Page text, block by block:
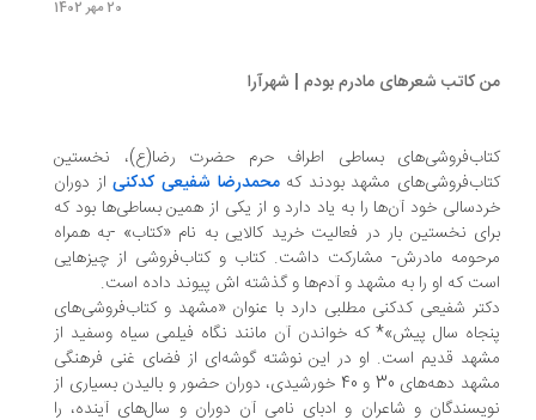
کاتب شعرهای مادرم بودم | شهرآرا
بساطی اطراف حرم حضرت رضا(ع)، نخستین
مشهد بودند کهمحمدرضا شفیعی کدکنی از دوران
خود آن‌ها را به یاد دارد و از یکی از همین بساطی‌ها بود که
نخستین بار در فعالیت خرید کالایی به نام «کتاب» -به همراه
مادرش- مشارکت داشت. کتاب و کتاب‌فروشی از چیزهایی
که او را به مشهد و آدم‌ها و گذشته اش پیوند داده است.
شفیعی کدکنی مطلبی دارد با عنوان «مشهد و کتاب‌فروشی‌های
سال پیش»* که خواندن آن مانند نگاه فیلمی سیاه وسفید از
قدیم است. او در این نوشته گوشه‌ای از فضای غنی فرهنگی
مشهد دهه‌های 30 و 40 خورشیدی، دوران حضور و بالیدن بسیاری از
و شاعران و ادبای نامی آن دوران و سال‌های آینده، را